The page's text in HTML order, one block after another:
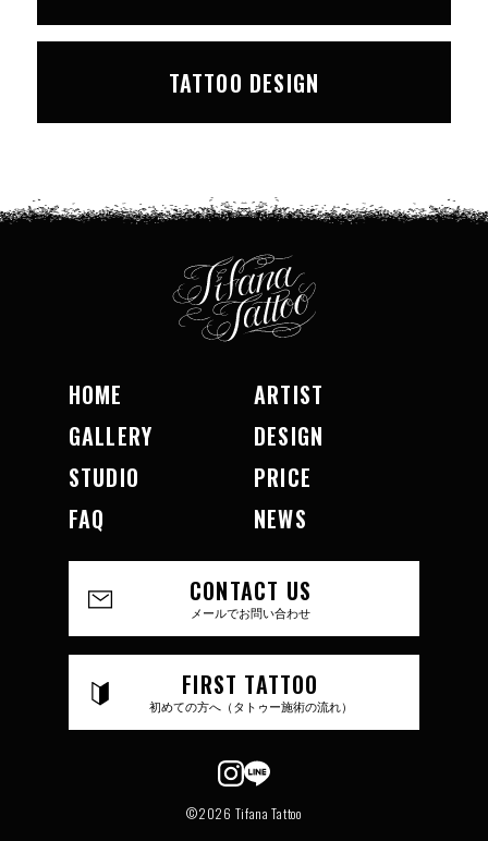
TATTOO DESIGN
HOME
ARTIST
GALLERY
DESIGN
STUDIO
PRICE
FAQ
NEWS
CONTACT US
メールでお問い合わせ
FIRST TATTOO
初めての方へ（タトゥー施術の流れ）
©2026 Tifana Tattoo